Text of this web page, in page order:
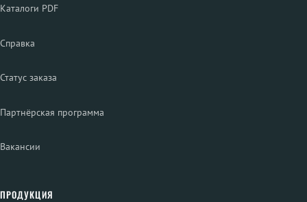
Каталоги PDF
Справка
Статус заказа
Партнёрская программа
Вакансии
ПРОДУКЦИЯ